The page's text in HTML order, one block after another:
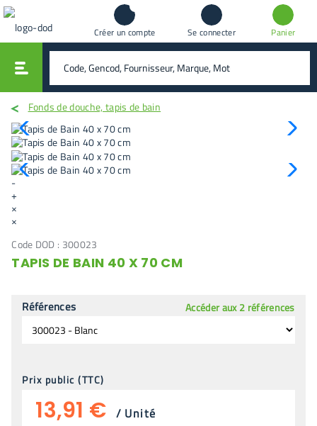
Créer un compte Se connecter Panier
rechercher
Fonds de douche, tapis de bain
-
+
×
×
Code DOD : 300023
TAPIS DE BAIN 40 X 70 CM
Références Accéder aux 2 références
Prix public (TTC)
13,91 € / Unité